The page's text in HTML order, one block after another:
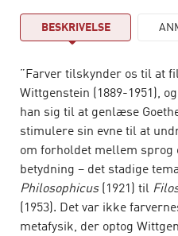
BESKRIVELSE
”Farver tilskynder os til at
Wittgenstein (1889-1951),
han sig til at genlæse
stimulere sin evne til at
om forholdet mellem sprog
betydning – det stadige
Philosophicus(1921) til
(1953). Det var ikke
metafysik, der optog